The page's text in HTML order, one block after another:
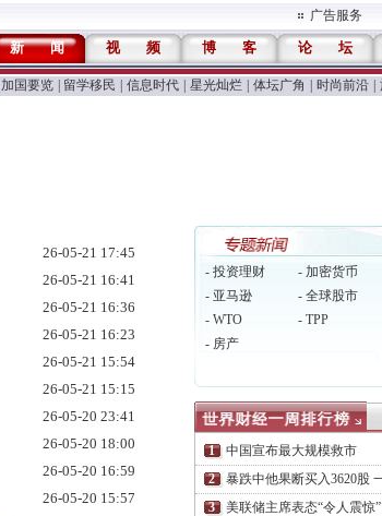
广告服务
新 闻 视 频 博 客 论 坛
加国要览 留学移民 信息时代 星光灿烂 体坛广角 时尚前沿
26-05-21 17:45
26-05-21 16:41
26-05-21 16:36
26-05-21 16:23
26-05-21 15:54
26-05-21 15:15
26-05-20 23:41
26-05-20 18:00
26-05-20 16:59
26-05-20 15:57
- 投资理财 - 加密货币
- 亚马逊
- 全球股市
- WTO
- TPP
- 房产
中国宣布最大规模救市
暴跌中他果断买入3620股
美联储主席表态“令人震惊